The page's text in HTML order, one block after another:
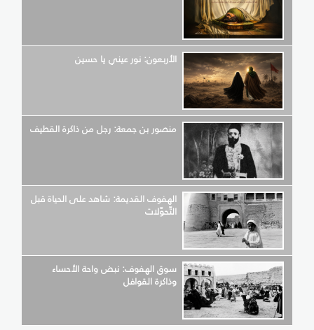
الأربعون: نور عيني يا حسين
منصور بن جمعة: رجل من ذاكرة القطيف
الهفوف القديمة: شاهد على الحياة قبل
التّحوّلات
سوق الهفوف: نبض واحة الأحساء
وذاكرة القوافل